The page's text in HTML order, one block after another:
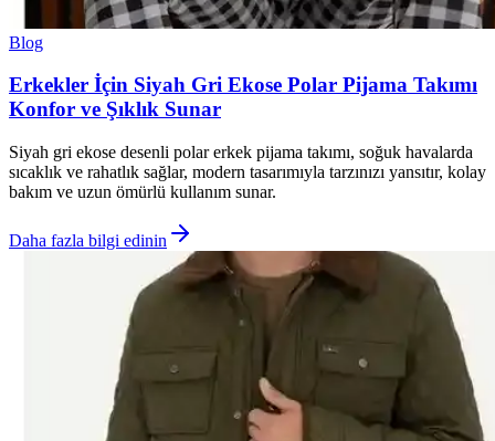
Blog
Erkekler İçin Siyah Gri Ekose Polar Pijama Takımı
Konfor ve Şıklık Sunar
Siyah gri ekose desenli polar erkek pijama takımı, soğuk havalarda
sıcaklık ve rahatlık sağlar, modern tasarımıyla tarzınızı yansıtır, kolay
bakım ve uzun ömürlü kullanım sunar.
Daha fazla bilgi edinin